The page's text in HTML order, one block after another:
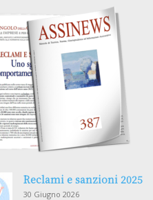
Reclami e sanzioni 2025
30 Giugno 2026